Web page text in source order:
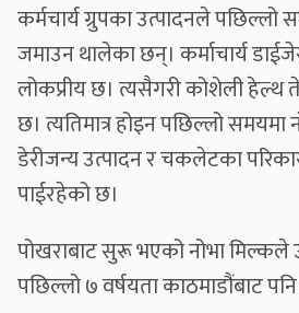
कर्मचार्य ग्रुपका उत्पादनले पछिल्लो
जमाउन थालेका छन्। कर्माचार्य
लोकप्रीय छ। त्यसैगरी कोशेली हेल्थ
छ। त्यतिमात्र होइन पछिल्लो समयमा
डेरीजन्य उत्पादन र चकलेटका
पाईरहेको छ।
पोखराबाट सुरू भएकोनोभा मिल्कले
पछिल्लो ७ वर्षयता काठमाडौंबाट